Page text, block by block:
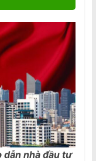
dẫn nhà đầu tư